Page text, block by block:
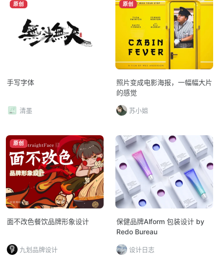
原创
手写字体
清墨
原创
照片变成电影海报，一幅幅大片
的感觉
苏小姐
原创
面不改色餐饮品牌形象设计
九划品牌设计
保健品牌Alform 包装设计 by
Redo Bureau
设计日志